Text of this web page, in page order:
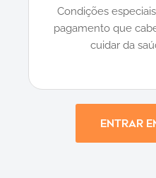
Condições
pagamento que
cuidar da
ENTRAR